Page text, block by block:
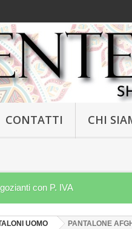
CONTATTI CHI
con P. IVA
UOMO PANTALONE